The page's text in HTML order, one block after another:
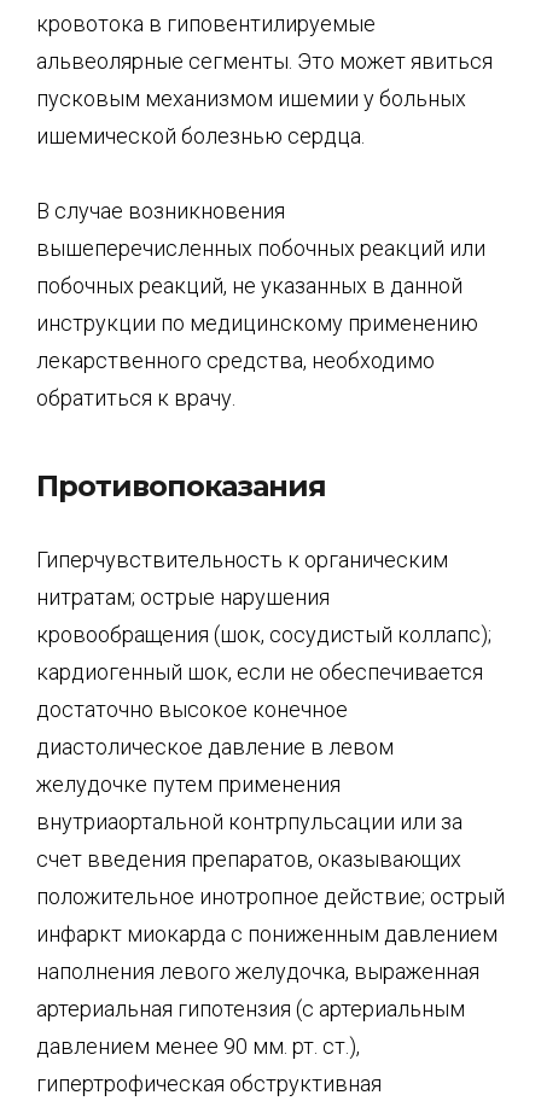
кровотока в гиповентилируемые
альвеолярные сегменты. Это может явиться
пусковым механизмом ишемии у больных
ишемической болезнью сердца.
В случае возникновения
вышеперечисленных побочных реакций или
побочных реакций, не указанных в данной
инструкции по медицинскому применению
лекарственного средства, необходимо
обратиться к врачу.
Противопоказания
Гиперчувствительность к органическим
нитратам; острые нарушения
кровообращения (шок, сосудистый коллапс);
кардиогенный шок, если не обеспечивается
достаточно высокое конечное
диастолическое давление в левом
желудочке путем применения
внутриаортальной контрпульсации или за
счет введения препаратов, оказывающих
положительное инотропное действие; острый
инфаркт миокарда с пониженным давлением
наполнения левого желудочка, выраженная
артериальная гипотензия (с артериальным
давлением менее 90 мм. рт. ст.),
гипертрофическая обструктивная